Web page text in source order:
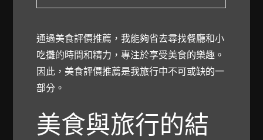
通過美食評價推薦，我能夠省去尋找餐廳和小
吃攤的時間和精力，專注於享受美食的樂趣。
因此，美食評價推薦是我旅行中不可或缺的一
部分。
美食與旅行的結